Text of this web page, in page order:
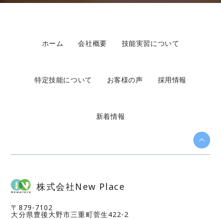
ホーム 会社概要 技能実習について
特定技能について お客様の声 採用情報
新着情報
株式会社New Place
〒879-7102
​​​​​​​大分県豊後大野市三重町菅生422-2